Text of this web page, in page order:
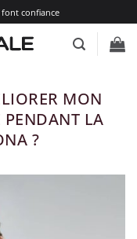
font confiance
MON
LA
?